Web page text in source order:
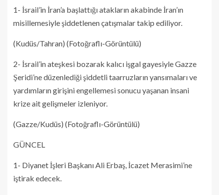
1- İsrail’in İran’a başlattığı atakların akabinde İran’ın
misillemesiyle şiddetlenen çatışmalar takip ediliyor.
(Kudüs/Tahran) (Fotoğraflı-Görüntülü)
2- İsrail’in ateşkesi bozarak kalıcı işgal gayesiyle Gazze
Şeridi’ne düzenlediği şiddetli taarruzların yansımaları ve
yardımların girişini engellemesi sonucu yaşanan insani
krize ait gelişmeler izleniyor.
(Gazze/Kudüs) (Fotoğraflı-Görüntülü)
GÜNCEL
1- Diyanet İşleri Başkanı Ali Erbaş, İcazet Merasimi’ne
iştirak edecek.